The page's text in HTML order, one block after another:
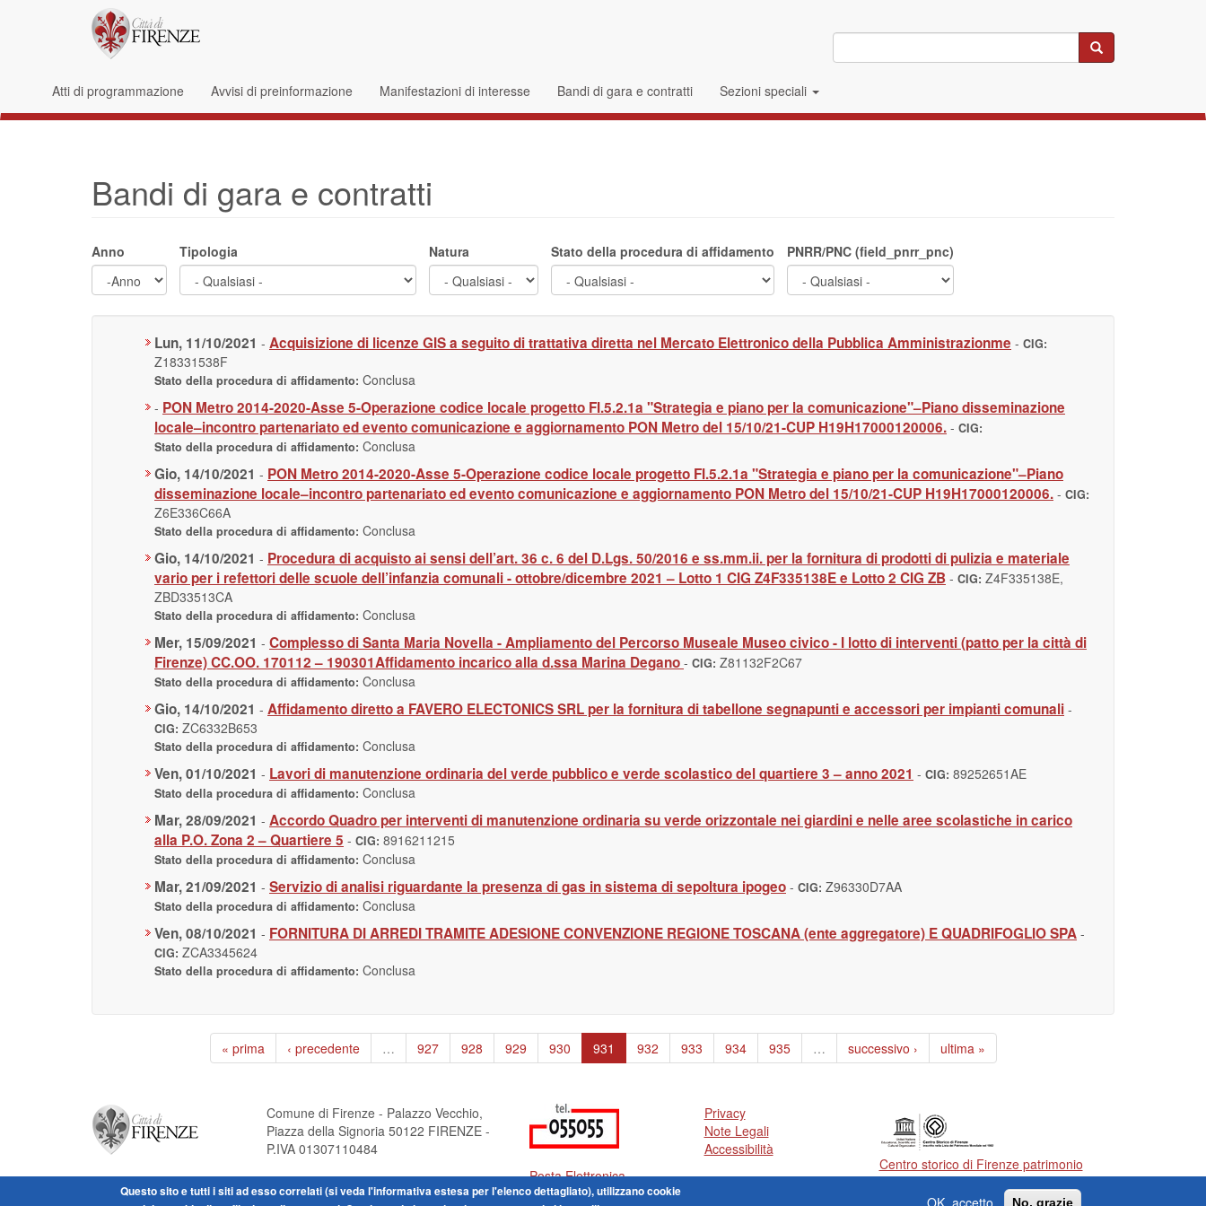
Salta al contenuto principale
Atti di programmazione Avvisi di preinformazione Manifestazioni di interesse Bandi di gara e contratti Sezioni speciali
Form di ricerca
Bandi di gara e contratti
Anno Tipologia Natura Stato della procedura di affidamento PNRR/PNC (field_pnrr_pnc)
Lun, 11/10/2021 - Acquisizione di licenze GIS a seguito di trattativa diretta nel Mercato Elettronico della Pubblica Amministrazionme - CIG:
Z18331538F
Stato della procedura di affidamento: Conclusa
- PON Metro 2014-2020-Asse 5-Operazione codice locale progetto FI.5.2.1a "Strategia e piano per la comunicazione"–Piano disseminazione
locale–incontro partenariato ed evento comunicazione e aggiornamento PON Metro del 15/10/21-CUP H19H17000120006. - CIG:
Stato della procedura di affidamento: Conclusa
Gio, 14/10/2021 - PON Metro 2014-2020-Asse 5-Operazione codice locale progetto FI.5.2.1a "Strategia e piano per la comunicazione"–Piano
disseminazione locale–incontro partenariato ed evento comunicazione e aggiornamento PON Metro del 15/10/21-CUP H19H17000120006. - CIG:
Z6E336C66A
Stato della procedura di affidamento: Conclusa
Gio, 14/10/2021 - Procedura di acquisto ai sensi dell’art. 36 c. 6 del D.Lgs. 50/2016 e ss.mm.ii. per la fornitura di prodotti di pulizia e materiale
vario per i refettori delle scuole dell’infanzia comunali - ottobre/dicembre 2021 – Lotto 1 CIG Z4F335138E e Lotto 2 CIG ZB - CIG: Z4F335138E,
ZBD33513CA
Stato della procedura di affidamento: Conclusa
Mer, 15/09/2021 - Complesso di Santa Maria Novella - Ampliamento del Percorso Museale Museo civico - I lotto di interventi (patto per la città di
Firenze) CC.OO. 170112 – 190301Affidamento incarico alla d.ssa Marina Degano - CIG: Z81132F2C67
Stato della procedura di affidamento: Conclusa
Gio, 14/10/2021 - Affidamento diretto a FAVERO ELECTONICS SRL per la fornitura di tabellone segnapunti e accessori per impianti comunali -
CIG: ZC6332B653
Stato della procedura di affidamento: Conclusa
Ven, 01/10/2021 - Lavori di manutenzione ordinaria del verde pubblico e verde scolastico del quartiere 3 – anno 2021 - CIG: 89252651AE
Stato della procedura di affidamento: Conclusa
Mar, 28/09/2021 - Accordo Quadro per interventi di manutenzione ordinaria su verde orizzontale nei giardini e nelle aree scolastiche in carico
alla P.O. Zona 2 – Quartiere 5 - CIG: 8916211215
Stato della procedura di affidamento: Conclusa
Mar, 21/09/2021 - Servizio di analisi riguardante la presenza di gas in sistema di sepoltura ipogeo - CIG: Z96330D7AA
Stato della procedura di affidamento: Conclusa
Ven, 08/10/2021 - FORNITURA DI ARREDI TRAMITE ADESIONE CONVENZIONE REGIONE TOSCANA (ente aggregatore) E QUADRIFOGLIO SPA -
CIG: ZCA3345624
Stato della procedura di affidamento: Conclusa
« prima ‹ precedente … 927 928 929 930 931 932 933 934 935 … successivo › ultima »
Comune di Firenze - Palazzo Vecchio,
Piazza della Signoria 50122 FIRENZE -
P.IVA 01307110484
Posta Elettronica
Certificata
Privacy
Note Legali
Accessibilità
Centro storico di Firenze patrimonio
dell'Umanità
Questo sito e tutti i siti ad esso correlati (si veda l'informativa estesa per l'elenco dettagliato), utilizzano cookie
OK, accetto No, grazie